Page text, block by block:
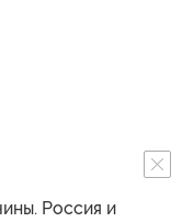
Россия и